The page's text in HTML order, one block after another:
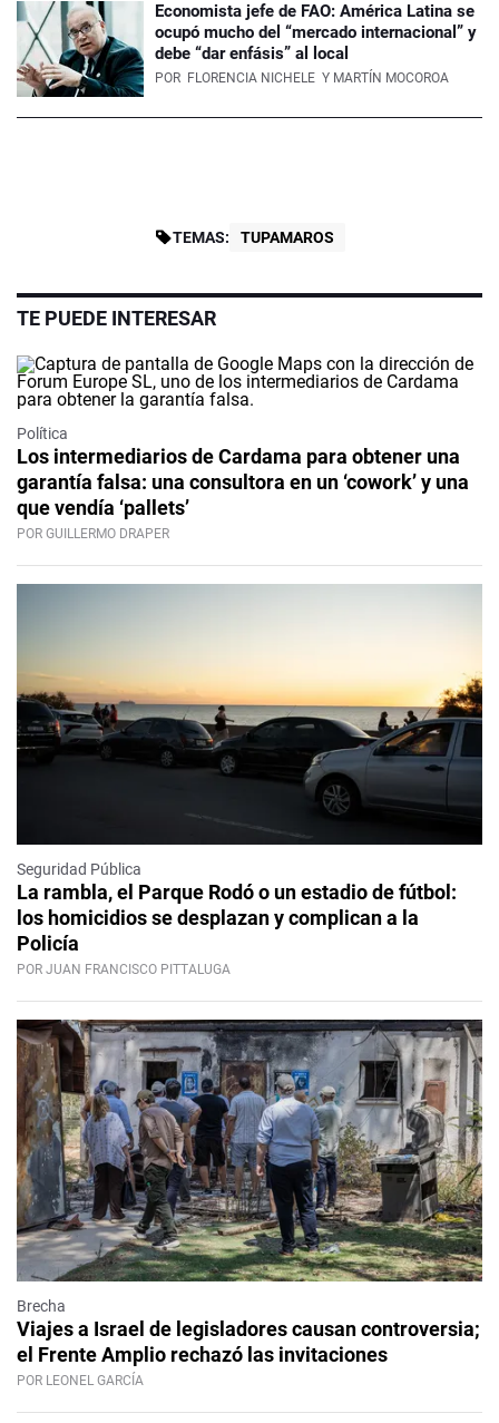
Economista jefe de FAO: América Latina se
ocupó mucho del “mercado internacional” y
debe “dar enfásis” al local
POR FLORENCIA NICHELE Y MARTÍN MOCOROA
TEMAS: TUPAMAROS
TE PUEDE INTERESAR
Política
Los intermediarios de Cardama para obtener una
garantía falsa: una consultora en un ‘cowork’ y una
que vendía ‘pallets’
POR GUILLERMO DRAPER
Seguridad Pública
La rambla, el Parque Rodó o un estadio de fútbol:
los homicidios se desplazan y complican a la
Policía
POR JUAN FRANCISCO PITTALUGA
Brecha
Viajes a Israel de legisladores causan controversia;
el Frente Amplio rechazó las invitaciones
POR LEONEL GARCÍA